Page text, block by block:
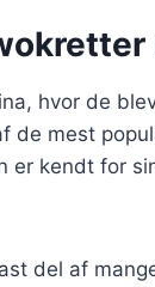
hvor de
de mest
er kendt for
del af